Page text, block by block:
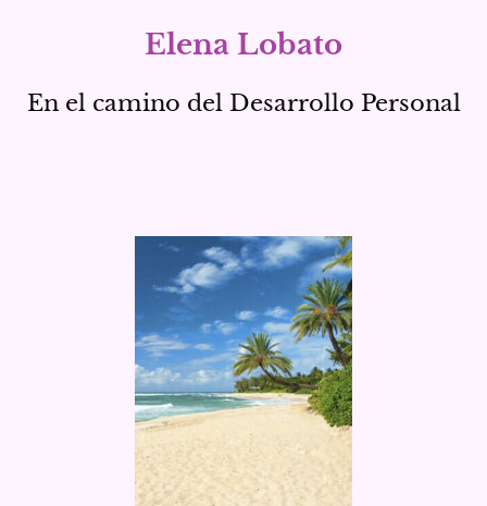
Elena Lobato
En el camino del Desarrollo Personal